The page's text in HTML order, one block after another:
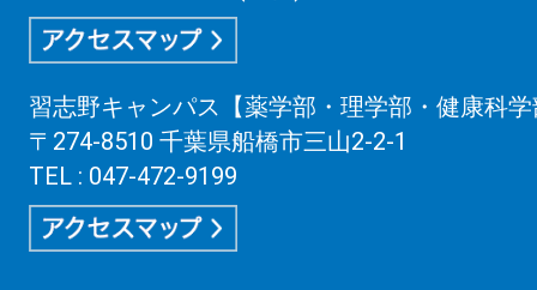
習志野キャンパス【薬学部・理学部・健康科
〒274-8510 千葉県船橋市三山2-2-1
TEL : 047-472-9199